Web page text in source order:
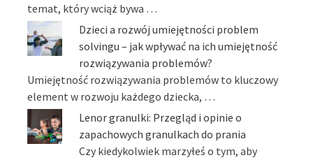
temat, który wciąż bywa …
Dzieci a rozwój umiejętności problem
solvingu – jak wpływać na ich umiejętność
rozwiązywania problemów?
Umiejętność rozwiązywania problemów to kluczowy
element w rozwoju każdego dziecka, …
Lenor granulki: Przegląd i opinie o
zapachowych granulkach do prania
Czy kiedykolwiek marzyłeś o tym, aby